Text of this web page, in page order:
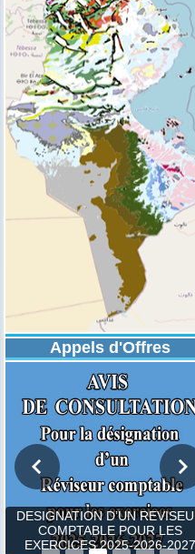
Appels d'Offres
DESIGNATION D’UN
COMPTABLE POUR LES
EXERCICES 2025-2026-2027